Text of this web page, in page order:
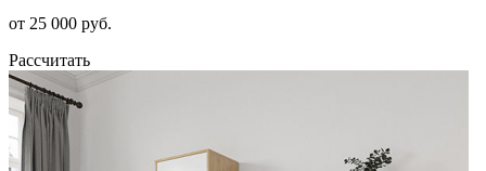
от 25 000 руб.
Рассчитать